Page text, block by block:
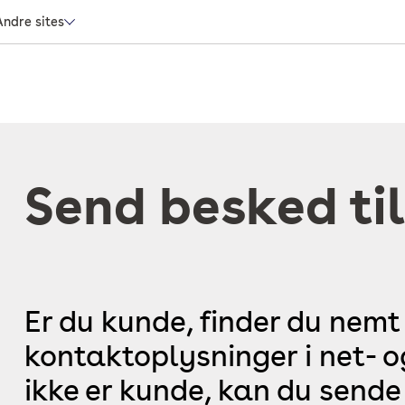
sites
Send besked
Er du kunde, finder du
kontaktoplysninger i net-
ikke er kunde, kan du